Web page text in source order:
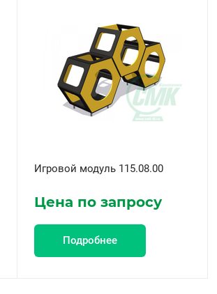
Игровой модуль 115.08.00
Цена по запросу
Подробнее